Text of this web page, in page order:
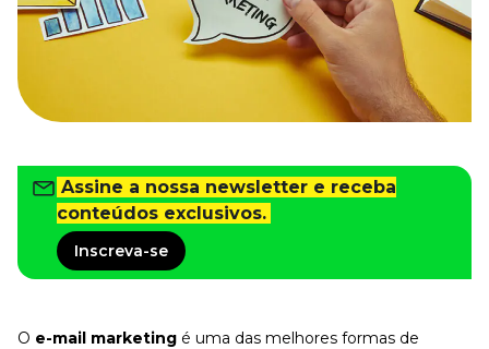
Tudo para facilitar a rotina
Imprensa
Todos os Cursos
Explore o nosso acervo
Departamento Pessoal
Para simplificar os processos
Eleve os resultados da organização
Assine a nossa newsletter e receba
conteúdos exclusivos.
Inscreva-se
O e-mail marketing é uma das melhores formas de